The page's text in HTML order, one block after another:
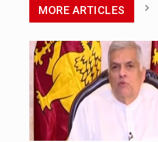
MORE ARTICLES